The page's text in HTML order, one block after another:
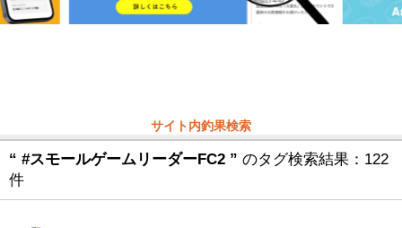
サイト内釣果検索
“ #スモールゲームリーダーFC2 ” のタグ検索結果：122
件